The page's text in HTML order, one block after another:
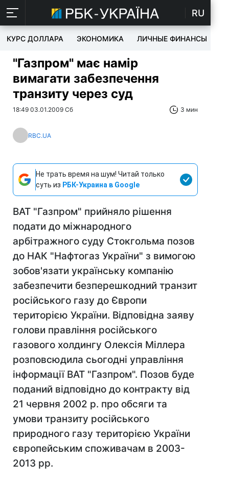
RU
КУРС ДОЛЛАРА ЭКОНОМИКА ЛИЧНЫЕ ФИНАНСЫ
"Газпром" має намір
вимагати забезпечення
транзиту через суд
18:49 03.01.2009 Сб 3 мин
RBC.UA
Не трать время на шум! Читай только
суть из РБК-Украина в Google
ВАТ "Газпром" прийняло рішення
подати до міжнародного
арбітражного суду Стокгольма позов
до НАК "Нафтогаз України" з вимогою
зобов'язати українську компанію
забезпечити безперешкодний транзит
російського газу до Європи
територією України. Відповідна заяву
голови правління російського
газового холдингу Олексія Міллера
розповсюдила сьогодні управління
інформації ВАТ "Газпром". Позов буде
поданий відповідно до контракту від
21 червня 2002 р. про обсяги та
умови транзиту російського
природного газу територією України
європейським споживачам в 2003-
2013 рр.